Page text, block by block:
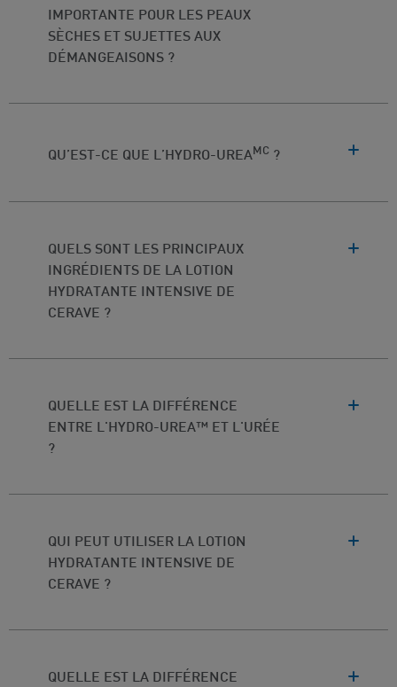
IMPORTANTE POUR LES PEAUX
SÈCHES ET SUJETTES AUX
DÉMANGEAISONS ?
QU’EST-CE QUE L’HYDRO-UREAMC ?
QUELS SONT LES PRINCIPAUX
INGRÉDIENTS DE LA LOTION
HYDRATANTE INTENSIVE DE
CERAVE ?
QUELLE EST LA DIFFÉRENCE
ENTRE L'HYDRO-UREA™ ET L'URÉE
?
QUI PEUT UTILISER LA LOTION
HYDRATANTE INTENSIVE DE
CERAVE ?
QUELLE EST LA DIFFÉRENCE